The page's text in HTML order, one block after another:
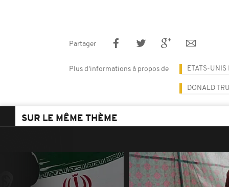
Partager
Plus d'informations à propos de ETATS-UNIS
DONALD
SUR LE MÊME THÈME